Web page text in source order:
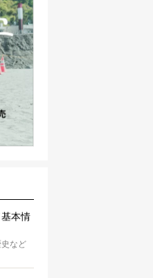
本情
など